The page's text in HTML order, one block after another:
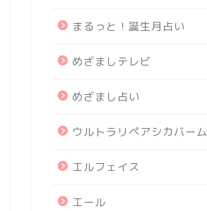
まるっと！誕生月占い
めざましテレビ
めざまし占い
ウルトラリペアシカバーム
エルフェイス
エール